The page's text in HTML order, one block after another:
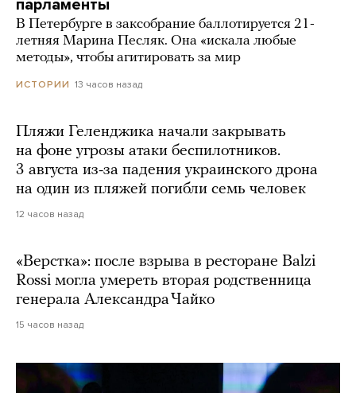
парламенты
В Петербурге в заксобрание баллотируется 21-
летняя Марина Песляк. Она «искала любые
методы», чтобы агитировать за мир
ИСТОРИИ 13 часов назад
Пляжи Геленджика начали закрывать
на фоне угрозы атаки беспилотников.
3 августа из-за падения украинского дрона
на один из пляжей погибли семь человек
12 часов назад
«Верстка»: после взрыва в ресторане Balzi
Rossi могла умереть вторая родственница
генерала Александра Чайко
15 часов назад